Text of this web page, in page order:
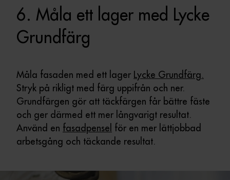
6. Måla ett lager med Lycke
Grundfärg
Måla fasaden med ett lager Lycke Grundfärg.
Stryk på rikligt med färg uppifrån och ner.
Grundfärgen gör att täckfärgen får bättre fäste
och ger därmed ett mer långvarigt resultat.
Använd en fasadpensel för en mer lättjobbad
arbetsgång och täckande resultat.